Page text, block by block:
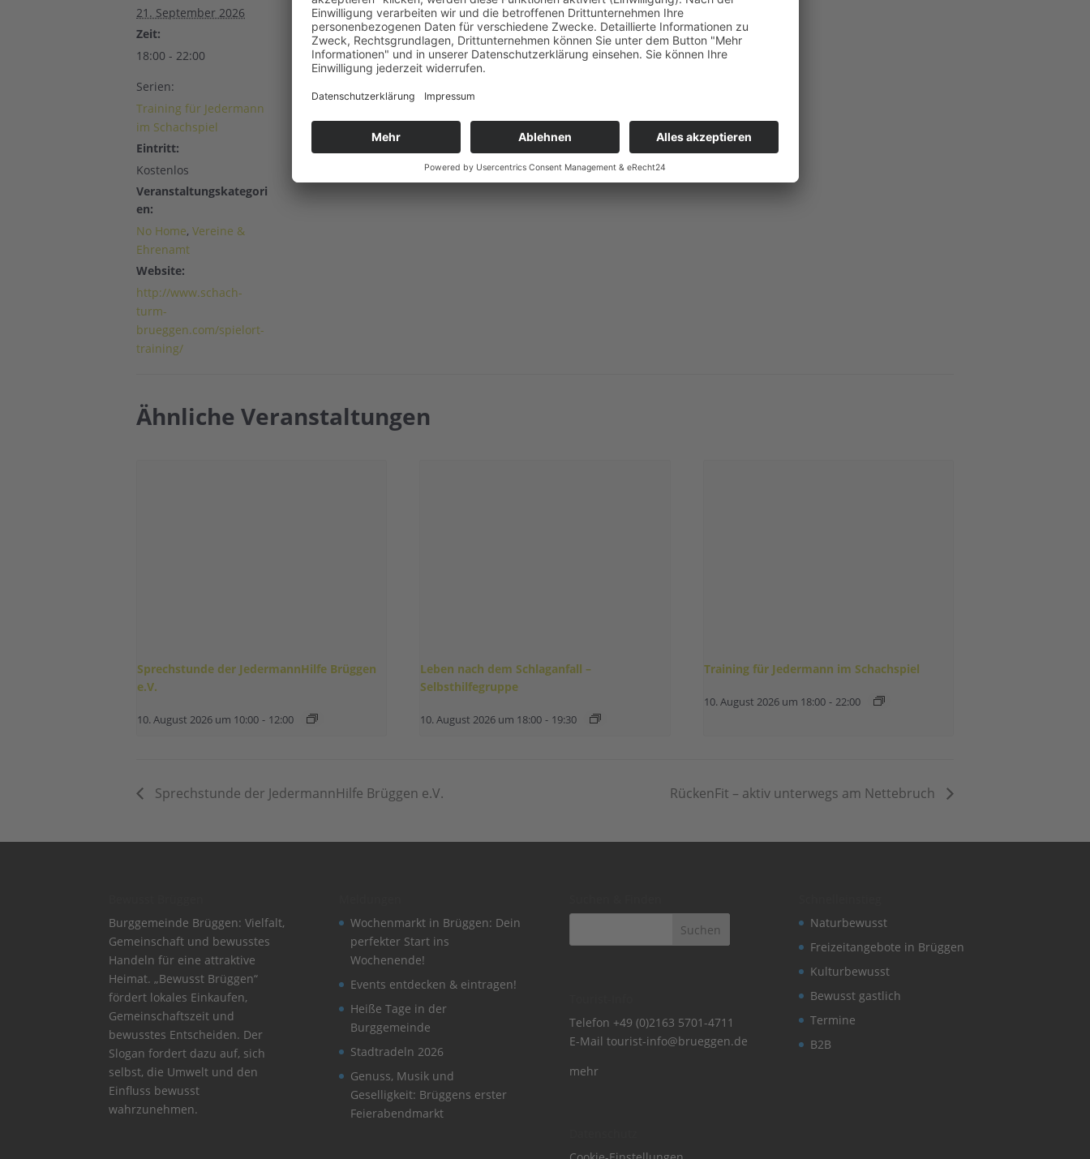
21. September 2026
Zeit:
18:00 - 22:00
Serien:
Training für Jedermann
im Schachspiel
Eintritt:
Kostenlos
Veranstaltungskategori
en:
No Home, Vereine &
Ehrenamt
Website:
http://www.schach-
turm-
brueggen.com/spielort-
training/
Borner Straße 34
Brüggen, Nordrhein
Westfalen 41379
Deutschland Google
Karte anzeigen
Brüggen
Telefon
+49 (0) 2163 2983
E-Mail
wi-thiel@t-online.de
Ähnliche Veranstaltungen
Sprechstunde der JedermannHilfe Brüggen
e.V.
10. August 2026 um 10:00 - 12:00
Leben nach dem Schlaganfall –
Selbsthilfegruppe
10. August 2026 um 18:00 - 19:30
Training für Jedermann im Schachspiel
10. August 2026 um 18:00 - 22:00
Sprechstunde der JedermannHilfe Brüggen e.V. RückenFit – aktiv unterwegs am Nettebruch
Burggemeinde Brüggen: Vielfalt,
Gemeinschaft und bewusstes
Handeln für eine attraktive
Heimat. „Bewusst Brüggen“
fördert lokales Einkaufen,
Gemeinschaftszeit und
bewusstes Entscheiden. Der
Slogan fordert dazu auf, sich
selbst, die Umwelt und den
Einfluss bewusst
wahrzunehmen.
Wochenmarkt in Brüggen: Dein
perfekter Start ins
Wochenende!
Events entdecken & eintragen!
Heiße Tage in der
Burggemeinde
Stadtradeln 2026
Genuss, Musik und
Geselligkeit: Brüggens erster
Feierabendmarkt
Telefon +49 (0)2163 5701-4711
E-Mail tourist-info@brueggen.de
mehr
Naturbewusst
Freizeitangebote in Brüggen
Kulturbewusst
Bewusst gastlich
Termine
B2B